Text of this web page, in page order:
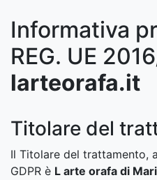
Informativa
REG. UE
larteorafa.it
Titolare del
Il Titolare del trattamento,
GDPR è L arte orafa di